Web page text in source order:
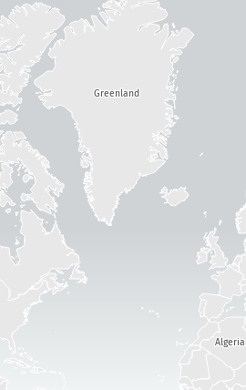
Algeria
Greenland